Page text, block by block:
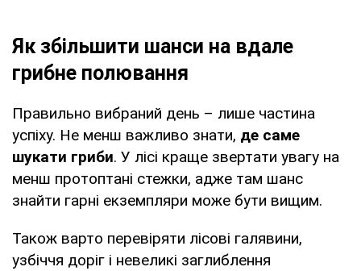
Як збільшити шанси на вдале
грибне полювання
Правильно вибраний день – лише частина
успіху. Не менш важливо знати, де саме
шукати гриби. У лісі краще звертати увагу на
менш протоптані стежки, адже там шанс
знайти гарні екземпляри може бути вищим.
Також варто перевіряти лісові галявини,
узбіччя доріг і невеликі заглиблення